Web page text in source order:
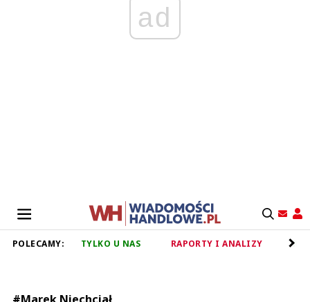
ad
POLECAMY: TYLKO U NAS RAPORTY I ANALIZY